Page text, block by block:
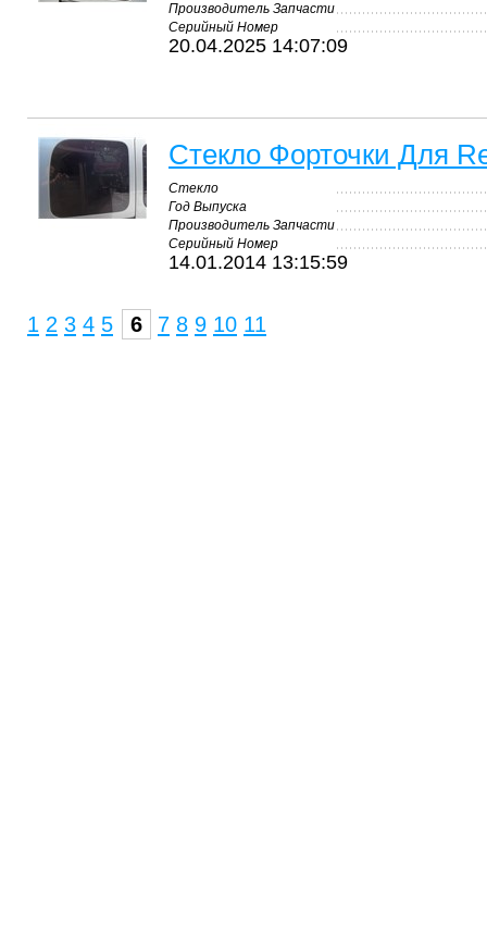
Производитель Запчасти
Серийный Номер
20.04.2025 14:07:09
Стекло Форточки Для
Стекло
Год Выпуска
Производитель Запчасти
Серийный Номер
14.01.2014 13:15:59
1 2 3 4 5 6 7 8 9 10 11